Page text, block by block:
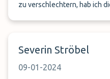
zu verschlechtern, hab ich
Severin Ströbel
09-01-2024